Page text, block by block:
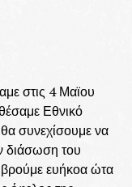
στις 4 Μαϊου
Εθνικό
συνεχίσουμε να
διάσωση του
βρούμε ευήκοα ώτα